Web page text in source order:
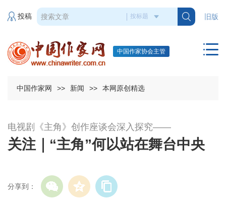
旧版
投稿
中国作家协会主管
中国作家网 >> 新闻 >> 本网原创精选
电视剧《主角》创作座谈会深入探究——
关注｜“主角”何以站在舞台中央
分享到：